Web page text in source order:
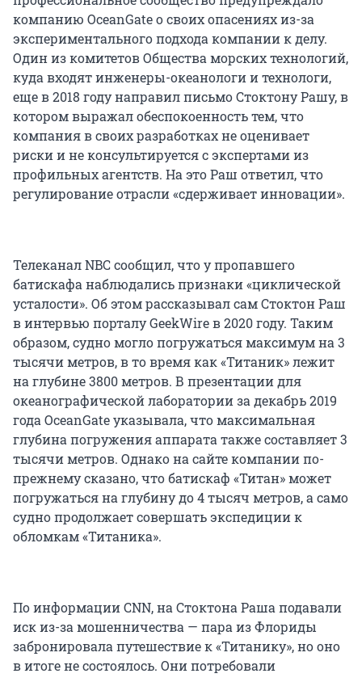
компанию OceanGate о своих опасениях из-за
экспериментального подхода компании к делу.
Один из комитетов Общества морских технологий,
куда входят инженеры-океанологи и технологи,
еще в 2018 году направил письмо Стоктону Рашу, в
котором выражал обеспокоенность тем, что
компания в своих разработках не оценивает
риски и не консультируется с экспертами из
профильных агентств. На это Раш ответил, что
регулирование отрасли «сдерживает инновации».
Телеканал NBC сообщил, что у пропавшего
батискафа наблюдались признаки «циклической
усталости». Об этом рассказывал сам Стоктон Раш
в интервью порталу GeekWire в 2020 году. Таким
образом, судно могло погружаться максимум на 3
тысячи метров, в то время как «Титаник» лежит
на глубине 3800 метров. В презентации для
океанографической лаборатории за декабрь 2019
года OceanGate указывала, что максимальная
глубина погружения аппарата также составляет 3
тысячи метров. Однако на сайте компании по-
прежнему сказано, что батискаф «Титан» может
погружаться на глубину до 4 тысяч метров, а само
судно продолжает совершать экспедиции к
обломкам «Титаника».
По информации CNN, на Стоктона Раша подавали
иск из-за мошенничества — пара из Флориды
забронировала путешествие к «Титанику», но оно
в итоге не состоялось. Они потребовали